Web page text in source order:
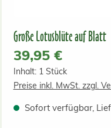
Große Lotusblüte auf Blatt
Regulärer Preis:
39,95 €
Inhalt: 1 Stück
Preise inkl. MwSt. zzgl.
Sofort verfügbar,